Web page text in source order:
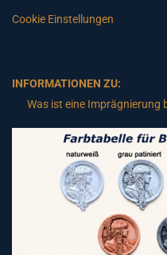
Cookie Einstellungen
INFORMATIONEN ZU:
Was ist eine Imprägnierung